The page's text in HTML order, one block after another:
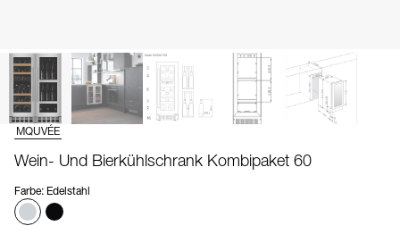
MQUVÉE
Wein- Und Bierkühlschrank Kombipaket 60
Farbe: Edelstahl